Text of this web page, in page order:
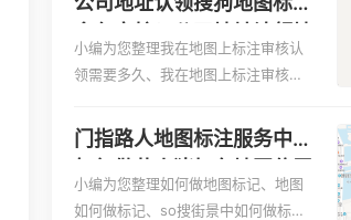
是对于新客户或不熟悉该地区的客户
来说，地图标注可以提供明确的导航
指引，减少客户的迷路和浪费时间的
实体指路人地图标注服务中心面的存
在。对于一些客户来说，实体指路人
地
标注知识，详情可查看下方正文！
图标注多久审核？
小编为您整理我在地图上标注审核认
领需要多久、我在地图上标注审核认
领需要多久i、我在地图上标注审核认
领需要多久Y、搜狗地图标注要多久才
显示相关地图标注知识，详情可查看
下方正文！
门指路人地图标注服务中心
标记？门指路人地图标注服
小编为您整理如何做地图标记、地图
如何做标记、so搜街景中如何做标